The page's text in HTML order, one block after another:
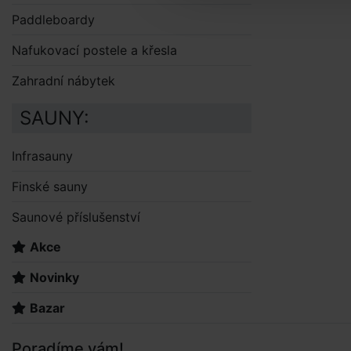
Paddleboardy
Nafukovací postele a křesla
Zahradní nábytek
SAUNY:
Infrasauny
Finské sauny
Saunové příslušenství
Akce
Novinky
Bazar